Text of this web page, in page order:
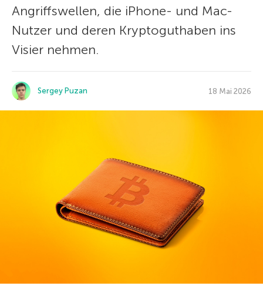
Angriffswellen, die iPhone- und Mac-
Nutzer und deren Kryptoguthaben ins
Visier nehmen.
Sergey Puzan 18 Mai 2026